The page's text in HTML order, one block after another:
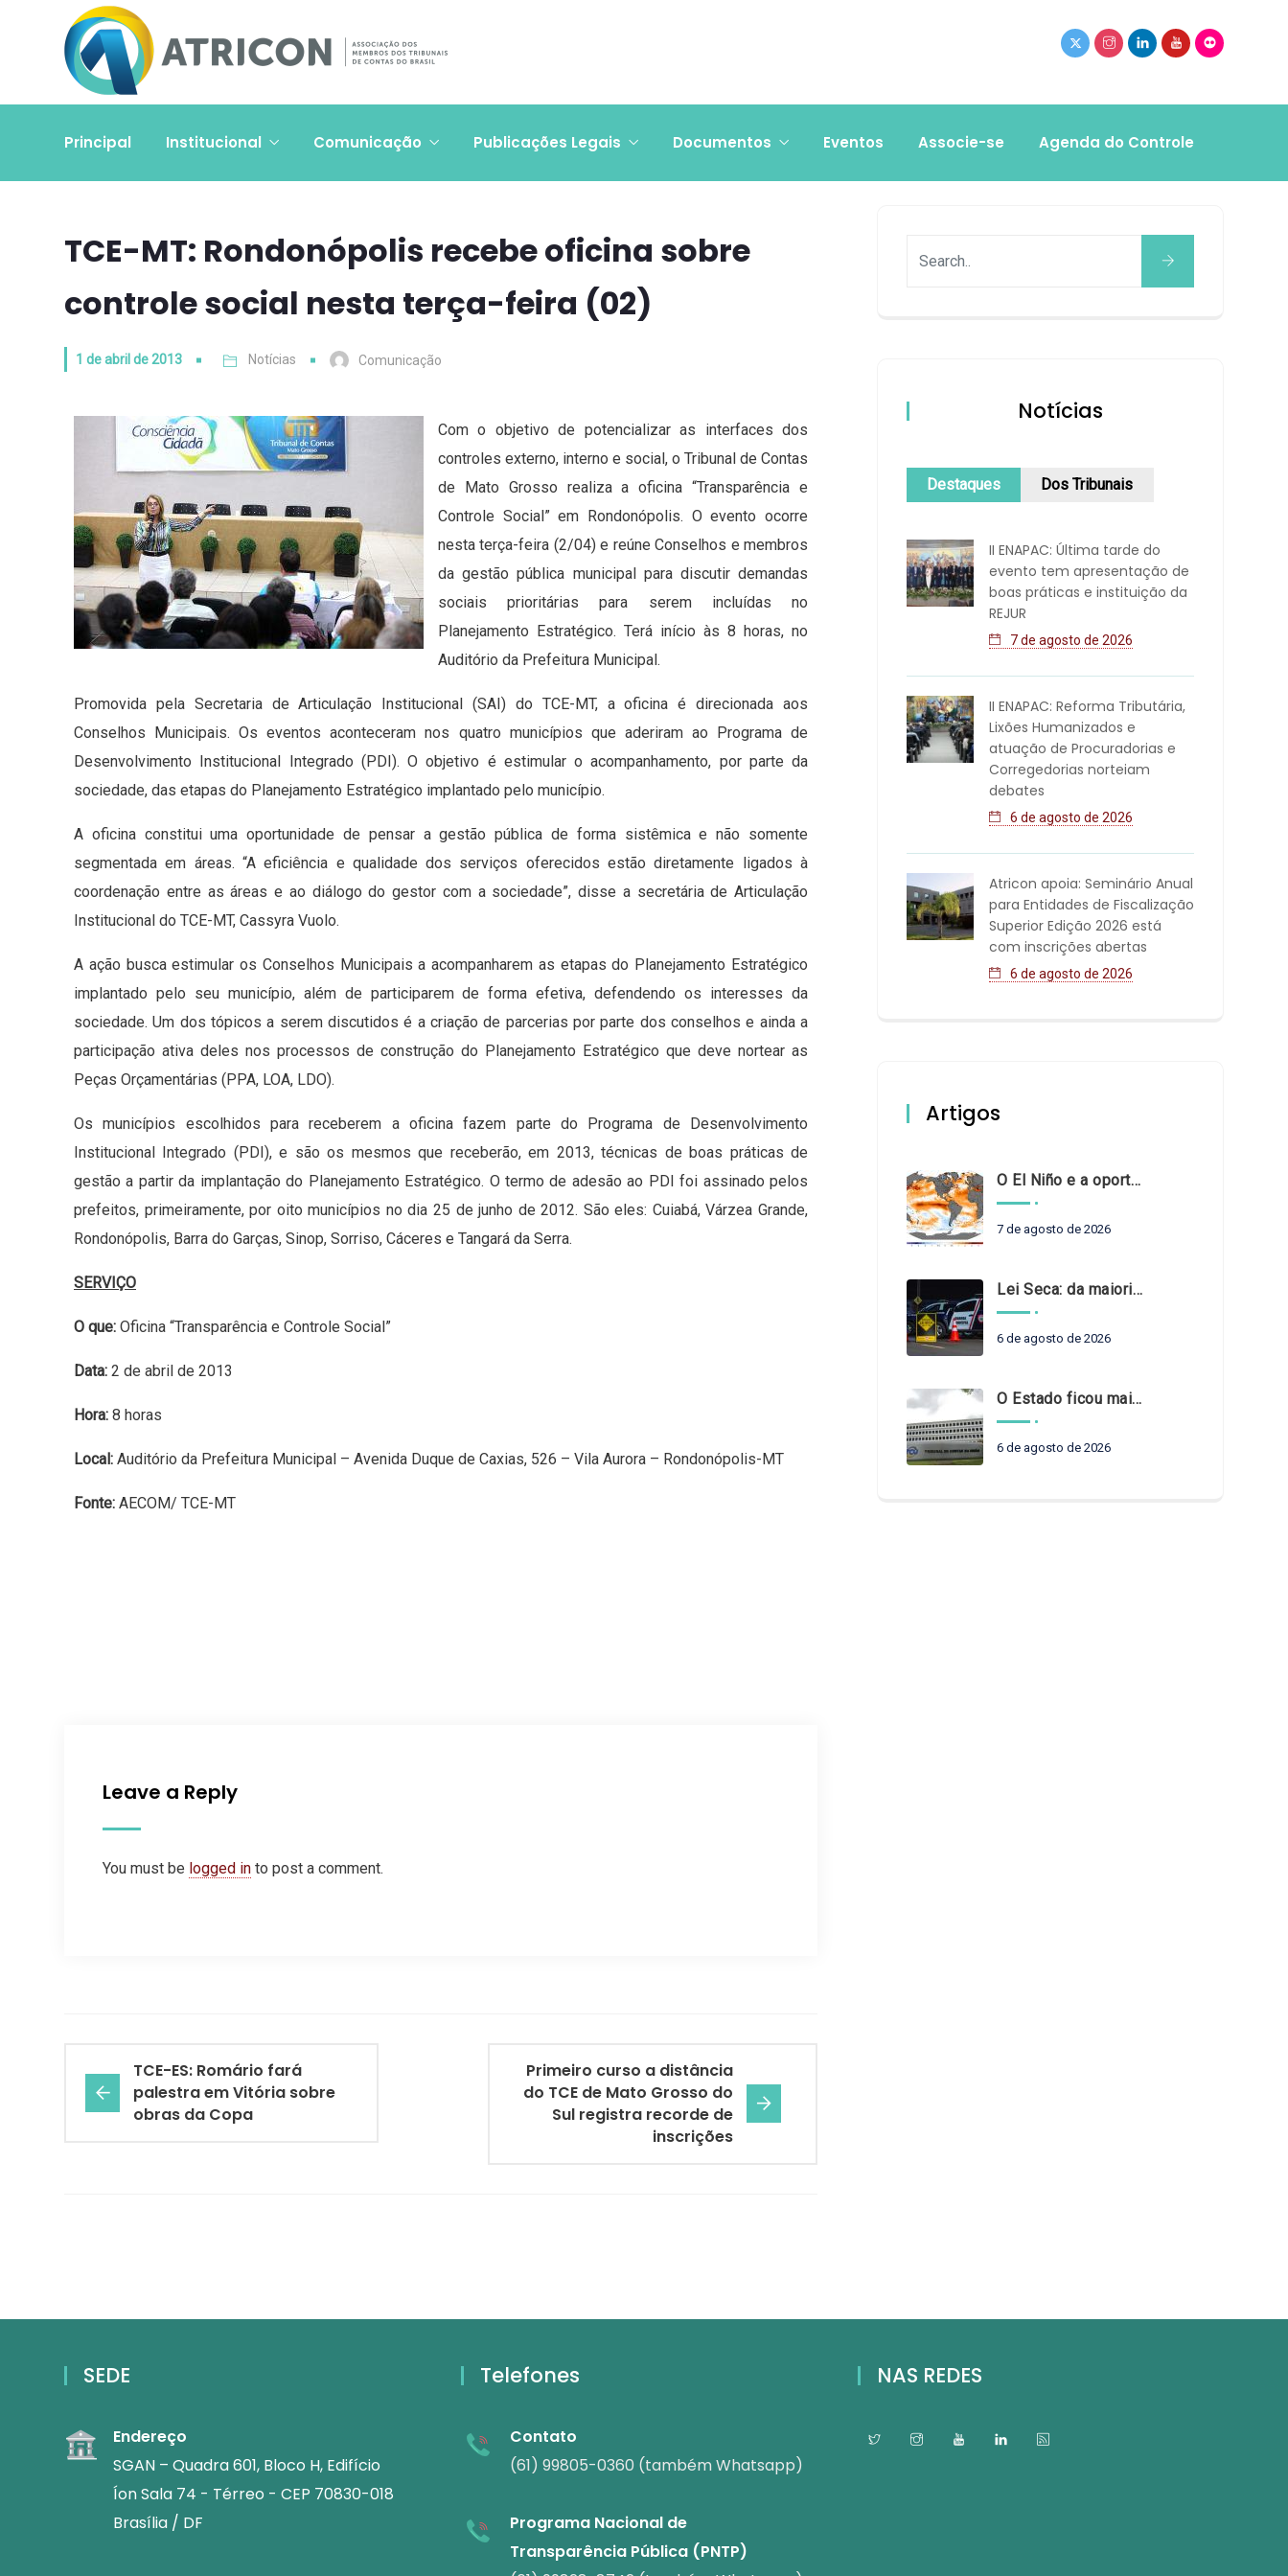
Principal Institucional Comunicação Publicações Legais Documentos Eventos Associe-se Agenda do Controle
TCE-MT: Rondonópolis recebe oficina sobre
controle social nesta terça-feira (02)
1 de abril de 2013 Notícias Comunicação
Com o objetivo de potencializar as interfaces dos
controles externo, interno e social, o Tribunal de Contas
de Mato Grosso realiza a oficina “Transparência e
Controle Social” em Rondonópolis. O evento ocorre
nesta terça-feira (2/04) e reúne Conselhos e membros
da gestão pública municipal para discutir demandas
sociais prioritárias para serem incluídas no
Planejamento Estratégico. Terá início às 8 horas, no
Auditório da Prefeitura Municipal.
Promovida pela Secretaria de Articulação Institucional (SAI) do TCE-MT, a oficina é direcionada aos
Conselhos Municipais. Os eventos aconteceram nos quatro municípios que aderiram ao Programa de
Desenvolvimento Institucional Integrado (PDI). O objetivo é estimular o acompanhamento, por parte da
sociedade, das etapas do Planejamento Estratégico implantado pelo município.
A oficina constitui uma oportunidade de pensar a gestão pública de forma sistêmica e não somente
segmentada em áreas. “A eficiência e qualidade dos serviços oferecidos estão diretamente ligados à
coordenação entre as áreas e ao diálogo do gestor com a sociedade”, disse a secretária de Articulação
Institucional do TCE-MT, Cassyra Vuolo.
A ação busca estimular os Conselhos Municipais a acompanharem as etapas do Planejamento Estratégico
implantado pelo seu município, além de participarem de forma efetiva, defendendo os interesses da
sociedade. Um dos tópicos a serem discutidos é a criação de parcerias por parte dos conselhos e ainda a
participação ativa deles nos processos de construção do Planejamento Estratégico que deve nortear as
Peças Orçamentárias (PPA, LOA, LDO).
Os municípios escolhidos para receberem a oficina fazem parte do Programa de Desenvolvimento
Institucional Integrado (PDI), e são os mesmos que receberão, em 2013, técnicas de boas práticas de
gestão a partir da implantação do Planejamento Estratégico. O termo de adesão ao PDI foi assinado pelos
prefeitos, primeiramente, por oito municípios no dia 25 de junho de 2012. São eles: Cuiabá, Várzea Grande,
Rondonópolis, Barra do Garças, Sinop, Sorriso, Cáceres e Tangará da Serra.
SERVIÇO
O que: Oficina “Transparência e Controle Social”
Data: 2 de abril de 2013
Hora: 8 horas
Local: Auditório da Prefeitura Municipal – Avenida Duque de Caxias, 526 – Vila Aurora – Rondonópolis-MT
Fonte: AECOM/ TCE-MT
Leave a Reply
You must be logged in to post a comment.
TCE-ES: Romário fará
palestra em Vitória sobre
obras da Copa
Primeiro curso a distância
do TCE de Mato Grosso do
Sul registra recorde de
inscrições
Notícias
Destaques Dos Tribunais
II ENAPAC: Última tarde do
evento tem apresentação de
boas práticas e instituição da
REJUR
7 de agosto de 2026
II ENAPAC: Reforma Tributária,
Lixões Humanizados e
atuação de Procuradorias e
Corregedorias norteiam
debates
6 de agosto de 2026
Atricon apoia: Seminário Anual
para Entidades de Fiscalização
Superior Edição 2026 está
com inscrições abertas
6 de agosto de 2026
Artigos
O El Niño e a oportunidade de fortalecer o controle externo das políticas climáticas
7 de agosto de 2026
Lei Seca: da maioridade à maturidade
6 de agosto de 2026
O Estado ficou mais complexo. O controle precisa acompanhar
6 de agosto de 2026
SEDE
Endereço
SGAN – Quadra 601, Bloco H, Edifício
Íon Sala 74 - Térreo - CEP 70830-018
Brasília / DF
Telefones
Contato
(61) 99805-0360 (também Whatsapp)
Programa Nacional de
Transparência Pública (PNTP)
NAS REDES